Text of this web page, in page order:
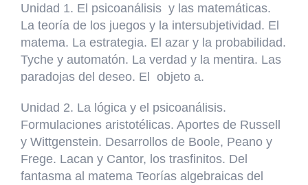
Unidad 1. El psicoanálisis y las matemáticas.
La teoría de los juegos y la intersubjetividad. El
matema. La estrategia. El azar y la probabilidad.
Tyche y automatón. La verdad y la mentira. Las
paradojas del deseo. El objeto a.
Unidad 2. La lógica y el psicoanálisis.
Formulaciones aristotélicas. Aportes de Russell
y Wittgenstein. Desarrollos de Boole, Peano y
Frege. Lacan y Cantor, los trasfinitos. Del
fantasma al matema Teorías algebraicas del